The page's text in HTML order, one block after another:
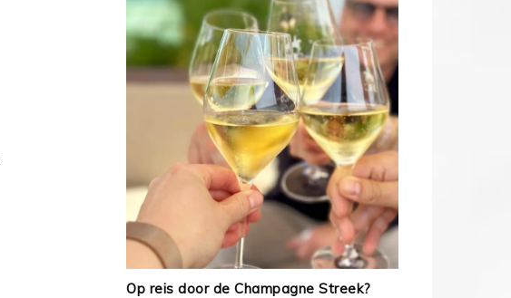
Op reis door de Champagne Streek?